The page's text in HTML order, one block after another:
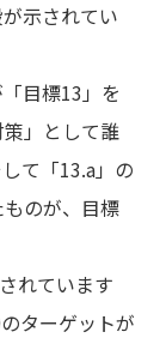
示されてい
目標13」を
」として誰
て「13.a」の
のが、目標
れています
ターゲットが